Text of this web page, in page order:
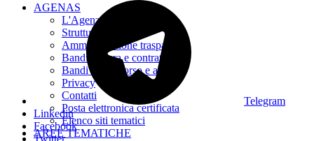
Telegram
Linkedin
Facebook
Twitter
AGENAS
L'Agenzia
Struttura
Amministrazione trasparente
Bandi di gara e contratti
Bandi di concorso e avvisi
Privacy
Contatti
Posta elettronica certificata
Elenco siti tematici
AREE TEMATICHE